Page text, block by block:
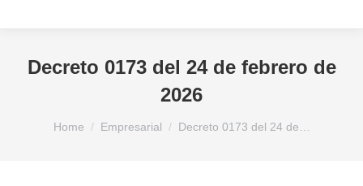
Decreto 0173 del 24 de febrero de
2026
Home Empresarial Decreto 0173 del 24 de…